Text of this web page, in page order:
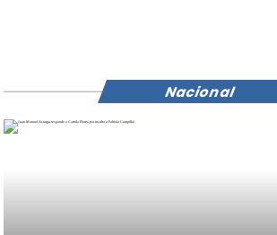
Nacional